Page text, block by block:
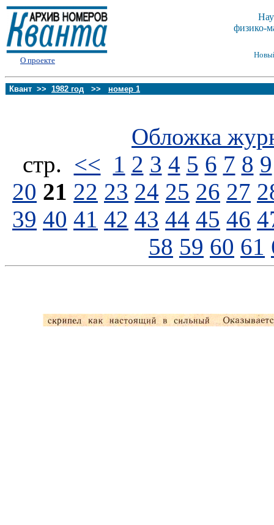
О проекте
физико-
Квант >> 1982 год >> номер 1
Обложка
стp. << 1 2 3 4 5 6 7 8 9
20 21 22 23 24 25 26 27
39 40 41 42 43 44 45 46
58 59 60 61